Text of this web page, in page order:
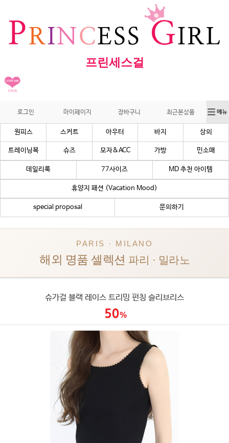
프린세스걸
로그인 마이페이지 장바구니 최근본상품
원피스 스커트 아우터 바지 상의
트레이닝복 슈즈 모자&ACC 가방 민소매
데일리룩 77사이즈 MD 추천 아이템
휴양지 패션 (Vacation Mood)
special proposal 문의하기
PARIS · MILANO
해외 명품 셀렉션 파리 · 밀라노
슈가걸 블랙 레이스 트리밍 펀칭 슬리브리스